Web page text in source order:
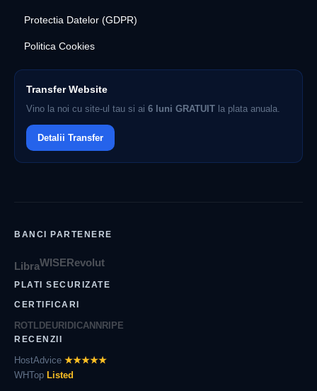
Protectia Datelor (GDPR)
Politica Cookies
Transfer Website
Vino la noi cu site-ul tau si ai 6 luni GRATUIT la plata anuala.
Detalii Transfer
BANCI PARTENERE
LibraWISERevolut
PLATI SECURIZATE
CERTIFICARI
ROTLDEURIDICANNRIPE
RECENZII
HostAdvice ★★★★★
WHTop Listed